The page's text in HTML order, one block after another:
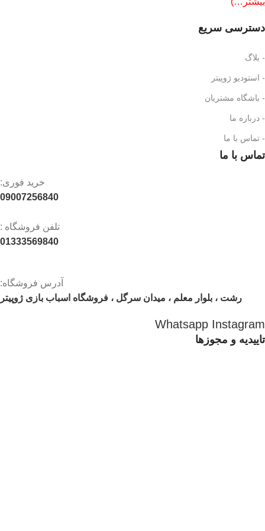
دسترسی سریع
- بلاگ
- استودیو ژوپیتر
- باشگاه مشتریان
- درباره ما
- تماس با ما
تماس با ما
خرید فوری:
09007256840
تلفن فروشگاه :
01333569840
آدرس فروشگاه:
رشت ، بلوار معلم ، میدان سرگل ، فروشگاه اسباب بازی ژوپیتر
Whatsapp Instagram
تاییدیه و مجوزها